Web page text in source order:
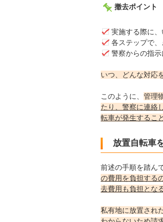
撤去ポイント
実施する際に
各ステップで
警察からの指
いつ、どんな対応
このように、 管理
たり、警察に連絡
転車が発生するこ
放置自転車
前述の手順を踏んで
の費用を負担する
去費用も負担とな
私有地に放置され